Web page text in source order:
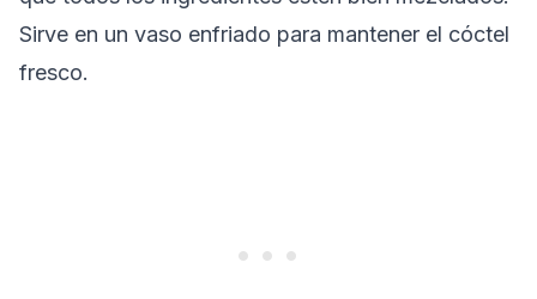
Sirve en un vaso enfriado para mantener el cóctel
fresco.